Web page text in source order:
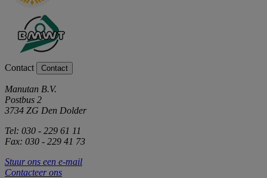
Contact Contact
Manutan B.V.
Postbus 2
3734 ZG Den Dolder
Tel: 030 - 229 61 11
Fax: 030 - 229 41 73
Stuur ons een e-mail
Contacteer ons